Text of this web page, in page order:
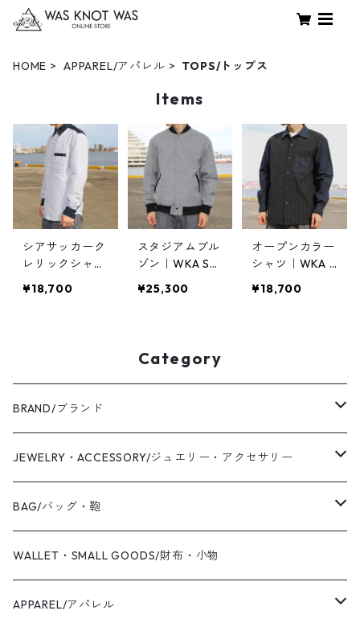
HOME APPAREL/アパレル TOPS/トップス
Items
シアサッカーク
レリックシャツ
ABRIC BLEND
¥18,700
スタジアムブル
ゾン｜WKA ST
ON 23｜FB-112
¥25,300
オープンカラー
シャツ｜WKA T
BLEND OPEN C
¥18,700
Category
BRAND/ブランド
WAS KNOT WAS
2019 S/S
Coaling Cards Publisher
JEWELRY・ACCESSORY/ジュエリー・アクセサリー
RING/リング・指輪
PIERCED EARRINGS/ピアス
EAR CUFF/イヤーカフ
BAG/バッグ・鞄
CANVAS/帆布
LEATHER/皮革
WALLET・SMALL GOODS/財布・小物
APPAREL/アパレル